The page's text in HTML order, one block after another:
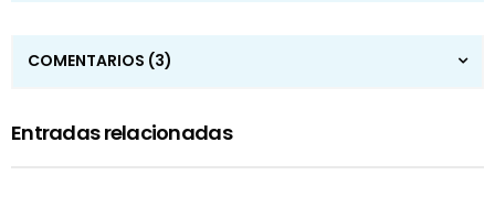
COMENTARIOS (3)
Entradas relacionadas